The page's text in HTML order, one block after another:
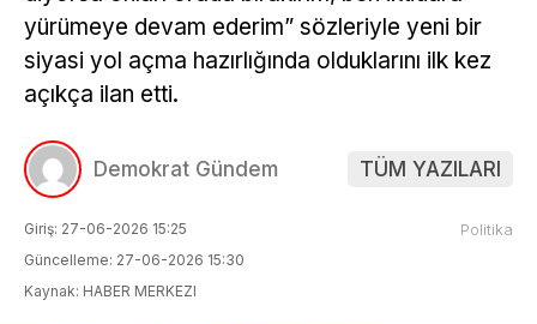
yürümeye devam ederim” sözleriyle yeni bir
siyasi yol açma hazırlığında olduklarını ilk kez
açıkça ilan etti.
Demokrat Gündem TÜM YAZILARI
Giriş: 27-06-2026 15:25
Güncelleme: 27-06-2026 15:30
Kaynak: HABER MERKEZI
Politika